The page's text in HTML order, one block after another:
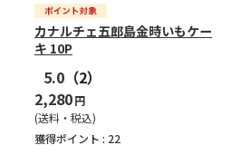
カナルチェ五郎島金時いもケー
キ 10P
5.0 （2）
2,280円
(送料・税込)
獲得ポイント : 22